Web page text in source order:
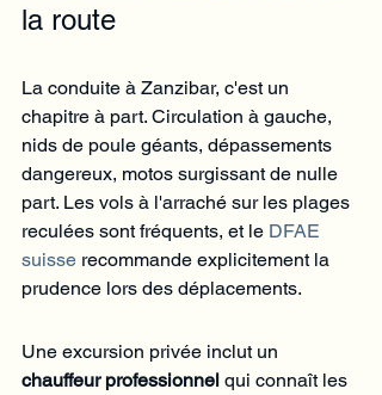
la route
La conduite à Zanzibar, c'est un
chapitre à part. Circulation à gauche,
nids de poule géants, dépassements
dangereux, motos surgissant de nulle
part. Les vols à l'arraché sur les plages
reculées sont fréquents, et le DFAE
suisse recommande explicitement la
prudence lors des déplacements.
Une excursion privée inclut un
chauffeur professionnel qui connaît les